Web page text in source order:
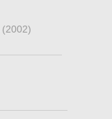
(2002)